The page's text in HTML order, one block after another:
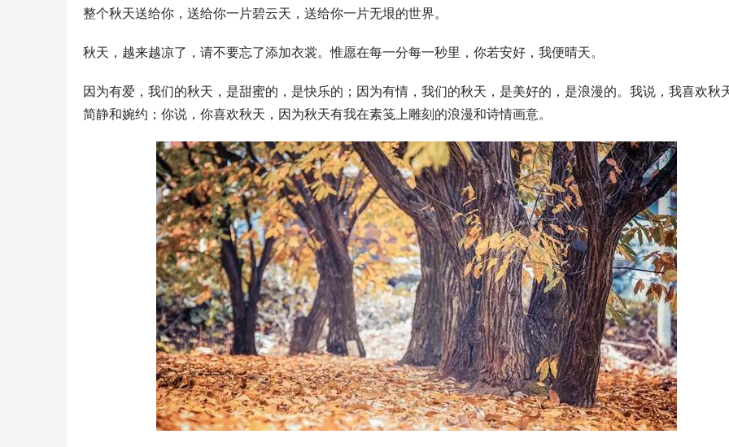
整个秋天送给你，送给你一片碧云天，送给你一片无垠的世界。
秋天，越来越凉了，请不要忘了添加衣裳。惟愿在每一分每一秒里，你若安好，我便晴天。
因为有爱，我们的秋天，是甜蜜的，是快乐的；因为有情，我们的秋天，是美好的，是浪漫的。我说，我喜欢秋
简静和婉约；你说，你喜欢秋天，因为秋天有我在素笺上雕刻的浪漫和诗情画意。